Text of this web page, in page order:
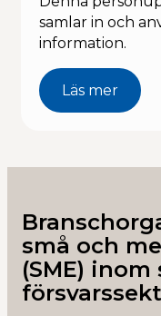
samlar in och
information.
Läs mer
små och
(SME) inom